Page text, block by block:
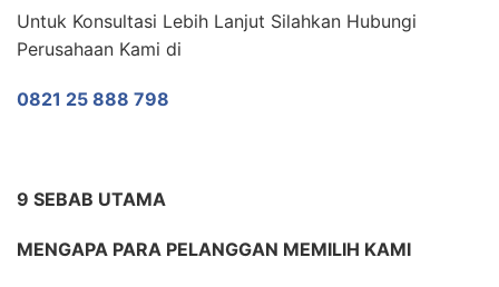
Untuk Konsultasi Lebih Lanjut Silahkan Hubungi
Perusahaan Kami di
0821 25 888 798
9 SEBAB UTAMA
MENGAPA PARA PELANGGAN MEMILIH KAMI